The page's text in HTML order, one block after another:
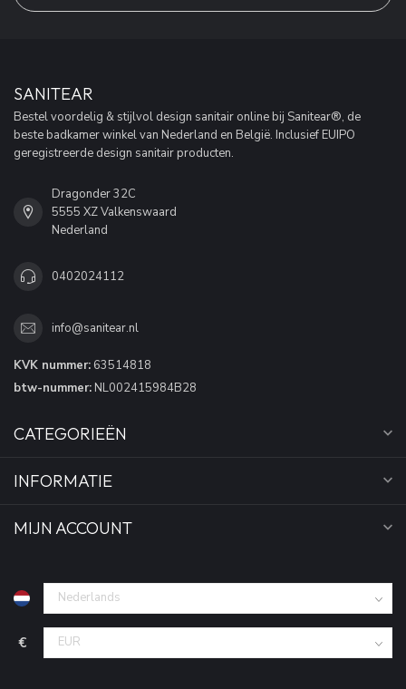
SANITEAR
Bestel voordelig & stijlvol design sanitair online bij Sanitear®, de
beste badkamer winkel van Nederland en België. Inclusief EUIPO
geregistreerde design sanitair producten.
Dragonder 32C
5555 XZ Valkenswaard
Nederland
0402024112
info@sanitear.nl
KVK nummer: 63514818
btw-nummer: NL002415984B28
CATEGORIEËN
INFORMATIE
MIJN ACCOUNT
€